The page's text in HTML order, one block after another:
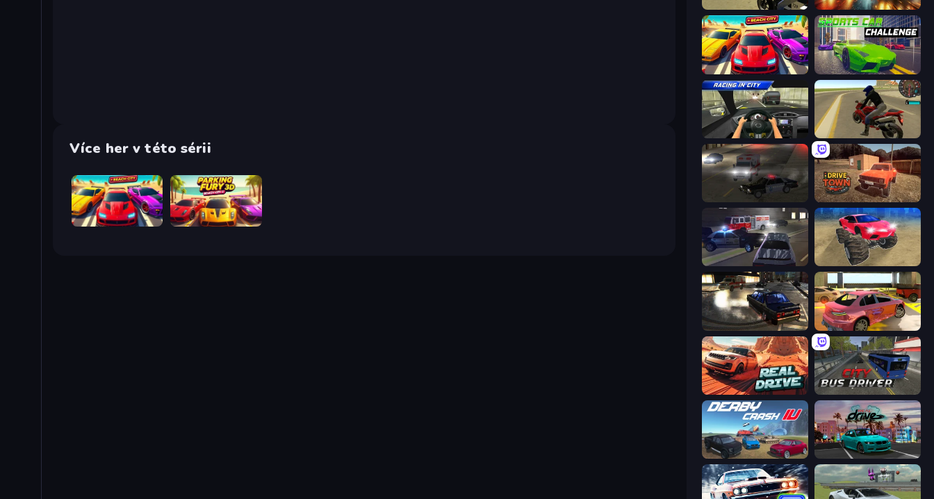
Více her v této sérii
Parking Fury 3D: Beach City Parking Fury 3D: Beach City 2
3D Moto Simulator 2 Ultimate Night Racing
Parking Fury 3D: Beach City Sports Car Challenge
Racing in City Moto Rider 3D
DriveTown
City Car Driving Simulator 3
City Classic Car Driving: 131
Real Drive 3D Parking Games City Bus Driver
Derby Crash 4 RealDrive